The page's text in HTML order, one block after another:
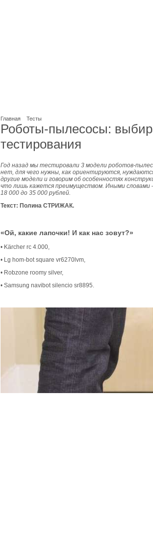
Главная Тесты
Роботы-пылесосы:
тестирования
Год назад мы тестировали 3 модели роботов-
нет, для чего нужны, как ориентируются,
другие модели и говорим об особенностях
что лишь кажется преимуществом. Иными словами
18 000 до 35 000 рублей.
Текст: Полина СТРИЖАК.
«Ой, какие лапочки! И как нас зовут?»
• Kärcher rc 4.000,
• Lg hom-bot square vr6270lvm,
• Robzone roomy silver,
• Samsung navibot silencio sr8895.